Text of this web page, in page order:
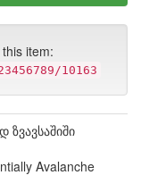
item:
10163
ზვავსაშიში
Avalanche